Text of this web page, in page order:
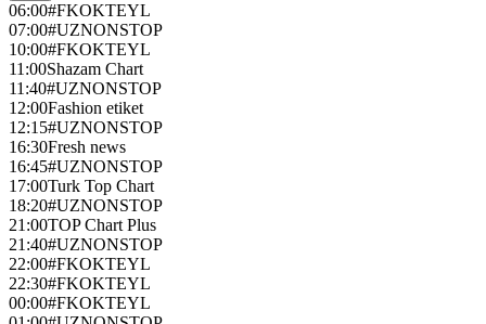
06:00#FKOKTEYL
07:00#UZNONSTOP
10:00#FKOKTEYL
11:00Shazam Chart
11:40#UZNONSTOP
12:00Fashion etiket
12:15#UZNONSTOP
16:30Fresh news
16:45#UZNONSTOP
17:00Turk Top Chart
18:20#UZNONSTOP
21:00TOP Chart Plus
21:40#UZNONSTOP
22:00#FKOKTEYL
22:30#FKOKTEYL
00:00#FKOKTEYL